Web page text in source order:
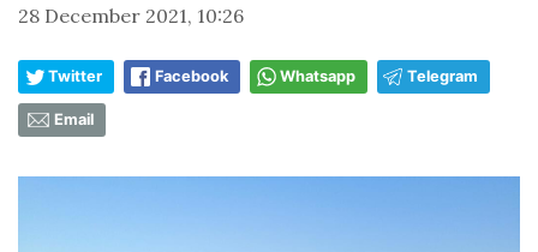
28 December 2021, 10:26
Twitter Facebook Whatsapp Telegram
Email